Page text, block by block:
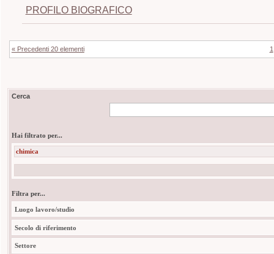
PROFILO BIOGRAFICO
« Precedenti 20 elementi 1
Cerca
Hai filtrato per...
chimica
Filtra per...
Luogo lavoro/studio
Secolo di riferimento
Settore